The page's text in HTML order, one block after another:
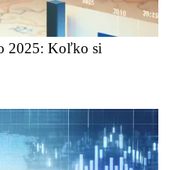
2025: Koľko si